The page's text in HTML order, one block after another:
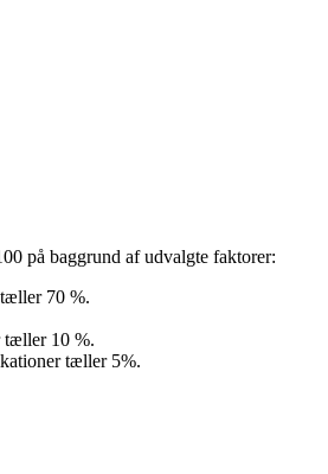
på baggrund af udvalgte faktorer:
70 %.
tæller 10 %.
tæller 5%.